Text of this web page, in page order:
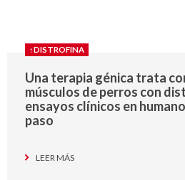
↑DISTROFINA
Una terapia génica trata
músculos de perros con
ensayos clínicos en
paso
LEER MÁS